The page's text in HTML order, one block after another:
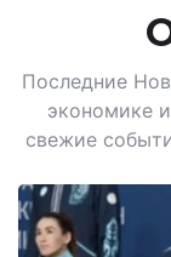
Последние
экономике
свежие